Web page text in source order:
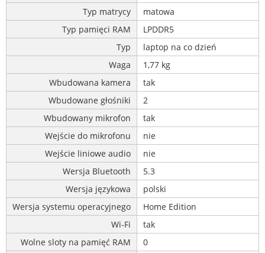
Typ matrycy
matowa
Typ pamięci RAM
LPDDR5
Typ
laptop na co dzień
Waga
1,77 kg
Wbudowana kamera
tak
Wbudowane głośniki
2
Wbudowany mikrofon
tak
Wejście do mikrofonu
nie
Wejście liniowe audio
nie
Wersja Bluetooth
5.3
Wersja językowa
polski
Wersja systemu operacyjnego
Home Edition
Wi-Fi
tak
Wolne sloty na pamięć RAM
0